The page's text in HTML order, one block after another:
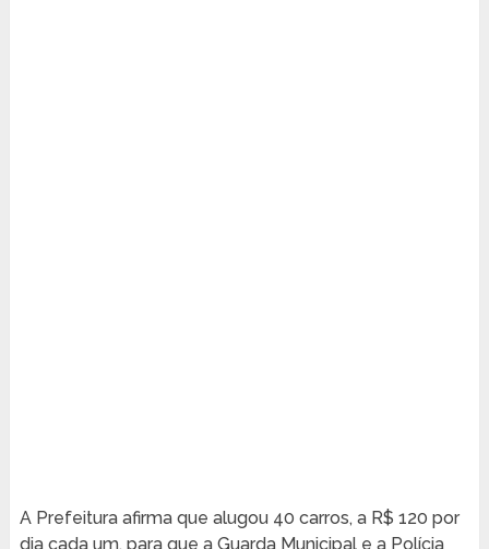
A Prefeitura afirma que alugou 40 carros, a R$ 120 por
dia cada um, para que a Guarda Municipal e a Polícia